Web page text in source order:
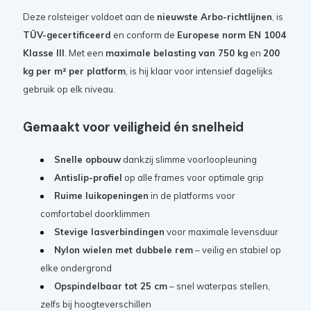
Deze rolsteiger voldoet aan de nieuwste Arbo-richtlijnen , is
TÜV-gecertificeerd en conform de Europese norm EN 1004
Klasse III . Met een maximale belasting van 750 kgen 200
kg per m² per platform, is hij klaar voor intensief dagelijks
gebruik op elk niveau.
Gemaakt voor veiligheid én snelheid
Snelle opbouwdankzij slimme voorloopleuning
Antislip-profiel op alle frames voor optimale grip
Ruime luikopeningen in de platforms voor
comfortabel doorklimmen
Stevige lasverbindingen voor maximale levensduur
Nylon wielen met dubbele rem– veilig en stabiel op
elke ondergrond
Opspindelbaar tot 25 cm– snel waterpas stellen,
zelfs bij hoogteverschillen